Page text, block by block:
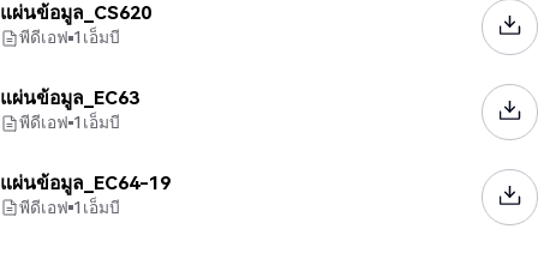
แผ่นข้อมูล_CS620
พีดีเอฟ 1เอ็มบี
แผ่นข้อมูล_EC63
พีดีเอฟ 1เอ็มบี
แผ่นข้อมูล_EC64-19
พีดีเอฟ 1เอ็มบี